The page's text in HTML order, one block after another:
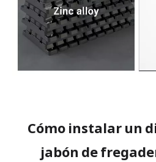
Cómo instalar un
jabón de